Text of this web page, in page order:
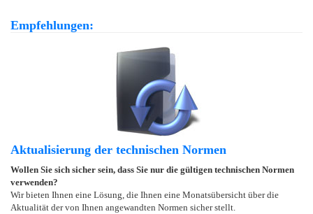
Empfehlungen:
Aktualisierung der technischen Normen
Wollen Sie sich sicher sein, dass Sie nur die gültigen technischen Normen
verwenden?
Wir bieten Ihnen eine Lösung, die Ihnen eine Monatsübersicht über die
Aktualität der von Ihnen angewandten Normen sicher stellt.